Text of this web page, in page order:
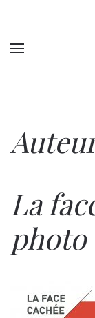
La
photo